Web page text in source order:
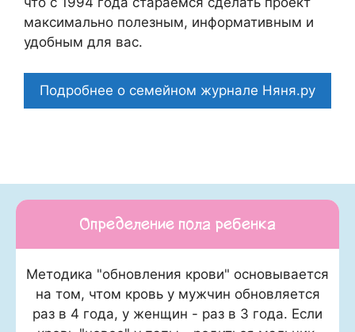
максимально полезным, информативным и
удобным для вас.
Подробнее о семейном журнале Няня.ру
Определение пола ребенка
Методика "обновления крови" основывается
на том, чтом кровь у мужчин обновляется
раз в 4 года, у женщин - раз в 3 года. Если